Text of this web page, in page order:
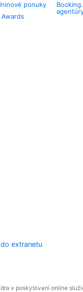
ponuky
extranetu
v poskytovaní online